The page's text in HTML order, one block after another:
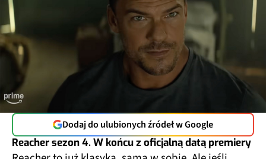
Dodaj do ulubionych źródeł w Google
Reacher sezon 4. W końcu z oficjalną datą premiery